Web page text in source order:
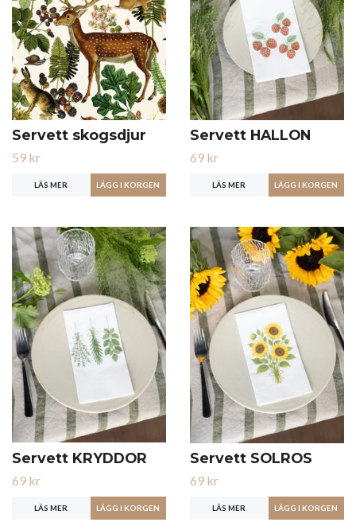
Servett skogsdjur
59 kr
LÄS MER
Servett HALLON
69 kr
LÄS MER
Servett KRYDDOR
69 kr
LÄS MER
Servett SOLROS
69 kr
LÄS MER